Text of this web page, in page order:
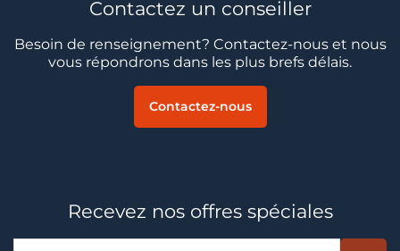
Contactez un conseiller
Besoin de renseignement? Contactez-nous et nous
vous répondrons dans les plus brefs délais.
Contactez-nous
Recevez nos offres spéciales